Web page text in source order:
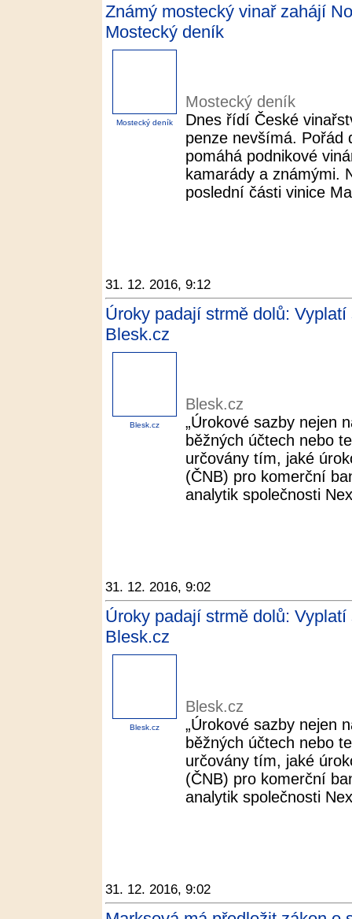
Známý mostecký vinař zahájí
Mostecký deník
Mostecký deník
Mostecký deník
Dnes řídí České
penze nevšímá. Pořád
pomáhá podnikové
kamarády a známými.
poslední části vinice
31. 12. 2016, 9:12
Úroky padají strmě dolů:
Blesk.cz
Blesk.cz
Blesk.cz
„Úrokové sazby nejen
běžných účtech nebo
určovány tím, jaké
(ČNB) pro komerční
analytik společnosti
31. 12. 2016, 9:02
Úroky padají strmě dolů:
Blesk.cz
Blesk.cz
Blesk.cz
„Úrokové sazby nejen
běžných účtech nebo
určovány tím, jaké
(ČNB) pro komerční
analytik společnosti
31. 12. 2016, 9:02